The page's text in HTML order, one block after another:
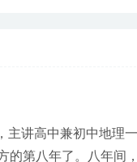
主讲高中兼初中地理
的第八年了。八年间